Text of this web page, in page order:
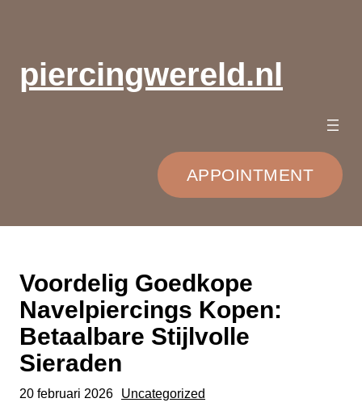
inhoudpiercingwereld.nl
APPOINTMENT
Voordelig Goedkope
Navelpiercings Kopen:
Betaalbare Stijlvolle
Sieraden
20 februari 2026 Uncategorized